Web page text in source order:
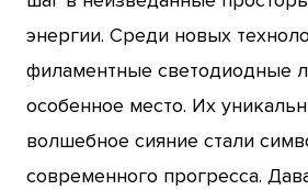
энергии. Среди новых
филаментные светодиодные
особенное место. Их
волшебное сияние стали
современного прогресса.